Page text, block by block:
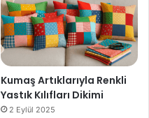
Kumaş Artıklarıyla Renkli
Yastık Kılıfları Dikimi
2 Eylül 2025